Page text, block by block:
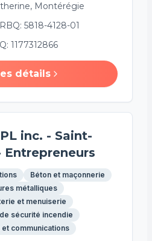
Montérégie
: 5818-4128-01
: 1177312866
détails
inc. - Saint-
Entrepreneurs
Béton et maçonnerie
métalliques
et menuiserie
sécurité incendie
communications